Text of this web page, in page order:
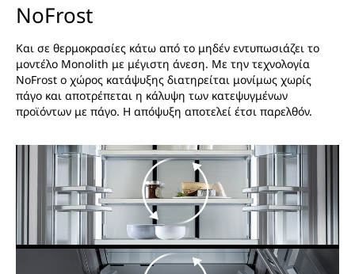
NoFrost
Και σε θερμοκρασίες κάτω από το μηδέν εντυπωσιάζει το
μοντέλο Monolith με μέγιστη άνεση. Με την τεχνολογία
NoFrost ο χώρος κατάψυξης διατηρείται μονίμως χωρίς
πάγο και αποτρέπεται η κάλυψη των κατεψυγμένων
προϊόντων με πάγο. Η απόψυξη αποτελεί έτσι παρελθόν.